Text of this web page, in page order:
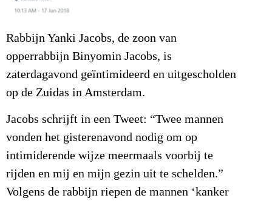
Rabbijn Yanki Jacobs, de zoon van
opperrabbijn Binyomin Jacobs, is
zaterdagavond geïntimideerd en uitgescholden
op de Zuidas in Amsterdam.
Jacobs schrijft in een Tweet: “Twee mannen
vonden het gisterenavond nodig om op
intimiderende wijze meermaals voorbij te
rijden en mij en mijn gezin uit te schelden.”
Volgens de rabbijn riepen de mannen ‘kanker